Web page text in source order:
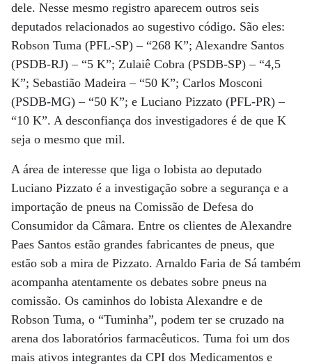
dele. Nesse mesmo registro aparecem outros seis
deputados relacionados ao sugestivo código. São eles:
Robson Tuma (PFL-SP) – “268 K”; Alexandre Santos
(PSDB-RJ) – “5 K”; Zulaiê Cobra (PSDB-SP) – “4,5
K”; Sebastião Madeira – “50 K”; Carlos Mosconi
(PSDB-MG) – “50 K”; e Luciano Pizzato (PFL-PR) –
“10 K”. A desconfiança dos investigadores é de que K
seja o mesmo que mil.
A área de interesse que liga o lobista ao deputado
Luciano Pizzato é a investigação sobre a segurança e a
importação de pneus na Comissão de Defesa do
Consumidor da Câmara. Entre os clientes de Alexandre
Paes Santos estão grandes fabricantes de pneus, que
estão sob a mira de Pizzato. Arnaldo Faria de Sá também
acompanha atentamente os debates sobre pneus na
comissão. Os caminhos do lobista Alexandre e de
Robson Tuma, o “Tuminha”, podem ter se cruzado na
arena dos laboratórios farmacêuticos. Tuma foi um dos
mais ativos integrantes da CPI dos Medicamentos e